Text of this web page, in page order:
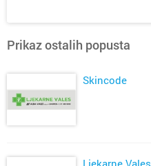
Prikaz ostalih popusta
Skincode
Ljekarne Vales